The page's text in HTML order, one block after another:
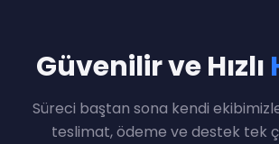
Güvenilir ve Hızlı
Süreci baştan sona kendi
teslimat, ödeme ve destek tek